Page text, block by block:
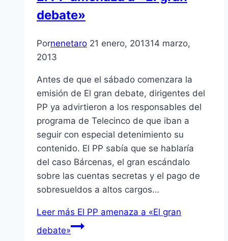
debate»
Pornenetaro 21 enero, 201314 marzo,
2013
Antes de que el sábado comenzara la
emisión de El gran debate, dirigentes del
PP ya advirtieron a los responsables del
programa de Telecinco de que iban a
seguir con especial detenimiento su
contenido. El PP sabí­a que se hablarí­a
del caso Bárcenas, el gran escándalo
sobre las cuentas secretas y el pago de
sobresueldos a altos cargos…
Leer más El PP amenaza a «El gran
debate»